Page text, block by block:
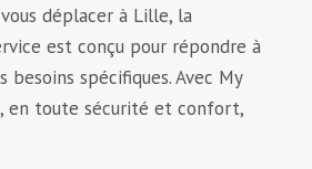
déplacer à Lille, la
est conçu pour répondre à
spécifiques. Avec My
en toute sécurité et confort,